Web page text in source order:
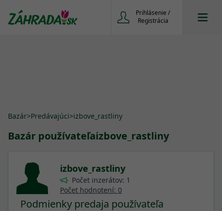
Prihlásenie /
Registrácia
Bazár>Predávajúci>izbove_rastliny
Bazár používateľaizbove_rastliny
izbove_rastliny
Počet inzerátov: 1
Počet hodnotení: 0
Podmienky predaja používateľa